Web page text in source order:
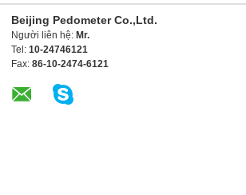
Beijing Pedometer Co.,Ltd.
Người liên hệ: Mr.
Tel: 10-24746121
Fax: 86-10-2474-6121